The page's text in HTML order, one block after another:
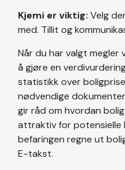
Kjemi er viktig: Velg
med. Tillit og
Når du har valgt megler
å gjøre en
statistikk over
nødvendige
gir råd om hvordan
attraktiv for potensielle
befaringen regne ut
E-takst.